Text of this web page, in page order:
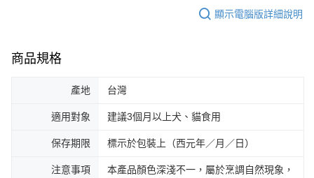
顯示電腦版詳細說明
商品規格
產地 台灣
適用對象 建議3個月以上犬、貓食用
保存期限 標示於包裝上（西元年／月／日）
注意事項
本產品顏色深淺不一，屬於烹調自然現象，